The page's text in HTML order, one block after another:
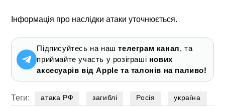
Інформація про наслідки атаки уточнюється.
Підписуйтесь на наштелеграм канал, та
приймайте участь у розіграші нових
аксесуарів від Apple та талонів на паливо!
Теги: атака РФ загиблі Росія україна